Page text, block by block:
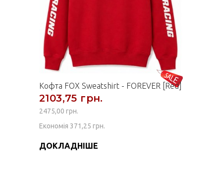
Кофта FOX Sweatshirt - FOREVER [Red]
2103,75 грн.
2475,00 грн.
Економія 371,25 грн.
ДОКЛАДНІШЕ